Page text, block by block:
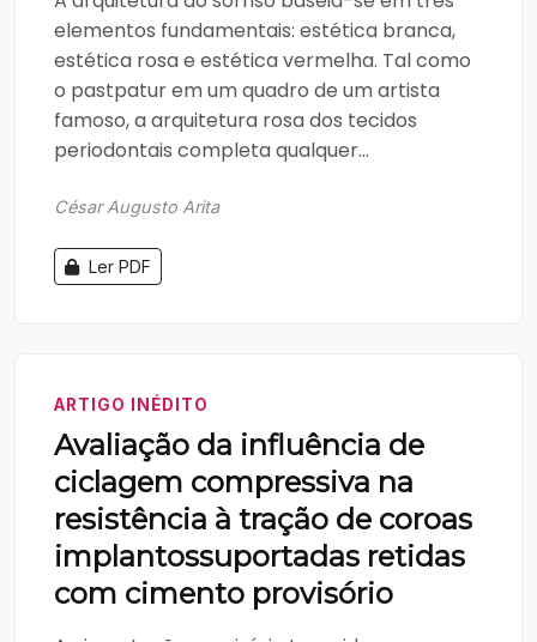
elementos fundamentais: estética branca,
estética rosa e estética vermelha. Tal como
o pastpatur em um quadro de um artista
famoso, a arquitetura rosa dos tecidos
periodontais completa qualquer...
César Augusto Arita
Ler PDF
ARTIGO INÉDITO
Avaliação da influência de
ciclagem compressiva na
resistência à tração de coroas
implantossuportadas retidas
com cimento provisório